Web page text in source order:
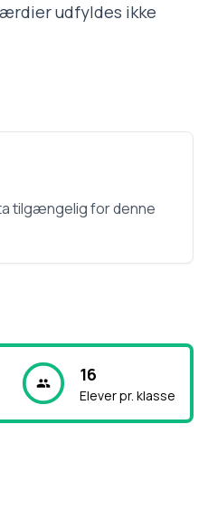
udfyldes ikke
tilgængelig for denne
16
Elever pr. klasse